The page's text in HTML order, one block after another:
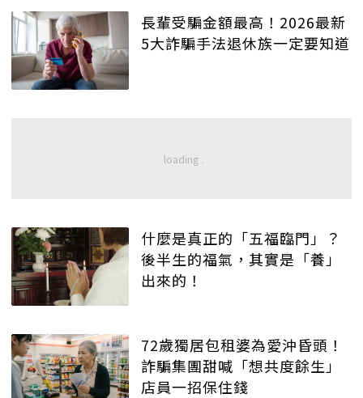
長輩受騙金額最高！2026最新
5大詐騙手法退休族一定要知道
什麼是真正的「五福臨門」？
後半生的福氣，其實是「養」
出來的！
72歲獨居包租婆為愛沖昏頭！
詐騙集團甜喊「想共度餘生」
店員一招保住錢